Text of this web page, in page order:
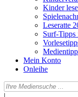
Kinder
Leseratte
Surf-
Mein Konto
Onleihe